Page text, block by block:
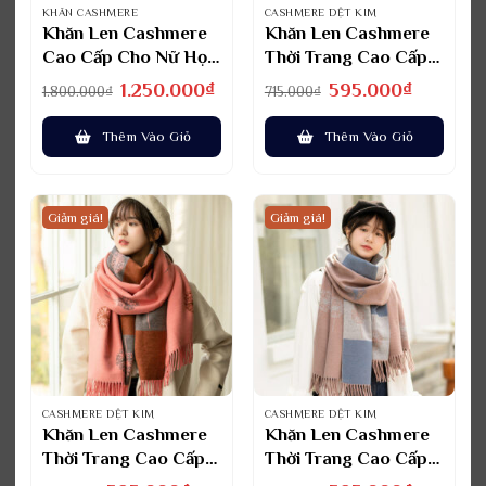
KHĂN CASHMERE
Khăn Len Cashmere
Cao Cấp Cho Nữ Họa
Tiết Chữ Cái –
1.800.000₫ Giá
gốc
là:
1.800.000₫.
1.250.000₫Giá
tại
là:
Thêm Vào Giỏ
CASHMERE DỆT KIM
Khăn Len Cashmere
Thời Trang Cao Cấp
Cho Nữ KLTT-WD001
715.000₫ Giá
gốc
là:
595.000₫Giá
tại
là:
595.000₫.
Thêm Vào Giỏ
Giảm giá!
CASHMERE DỆT KIM
Khăn Len Cashmere
Thời Trang Cao Cấp
Cho Nữ KLTT-
Giảm giá!
CASHMERE DỆT KIM
Khăn Len Cashmere
Thời Trang Cao Cấp
Cho Nữ KLTT-